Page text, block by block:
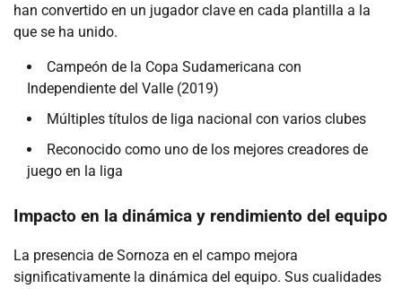
han convertido en un jugador clave en cada plantilla a la
que se ha unido.
Campeón de la Copa Sudamericana con
Independiente del Valle (2019)
Múltiples títulos de liga nacional con varios clubes
Reconocido como uno de los mejores creadores de
juego en la liga
Impacto en la dinámica y rendimiento del equipo
La presencia de Sornoza en el campo mejora
significativamente la dinámica del equipo. Sus cualidades